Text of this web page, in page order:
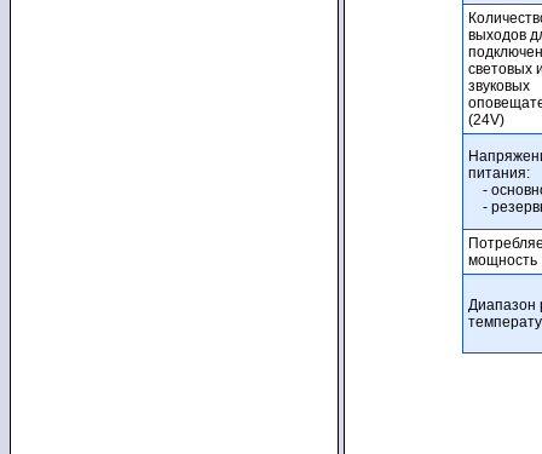
выходов
световых
звуковых
(24V)
питания:
-
-
мощность
Диапазон